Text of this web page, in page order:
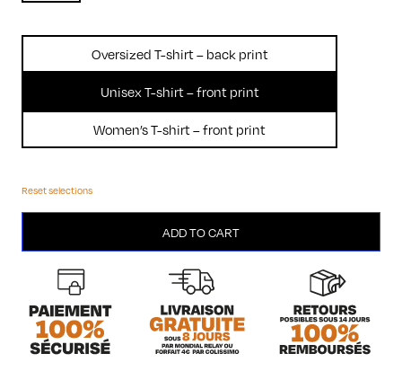
Oversized T-shirt – back print
Unisex T-shirt – front print
Women’s T-shirt – front print
Reset selections
ADD TO CART